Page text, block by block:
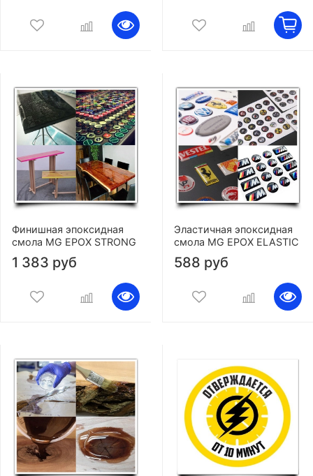
Финишная эпоксидная
смола MG EPOX STRONG
1 383 руб
Эластичная эпоксидная
смола MG EPOX ELASTIC
588 руб